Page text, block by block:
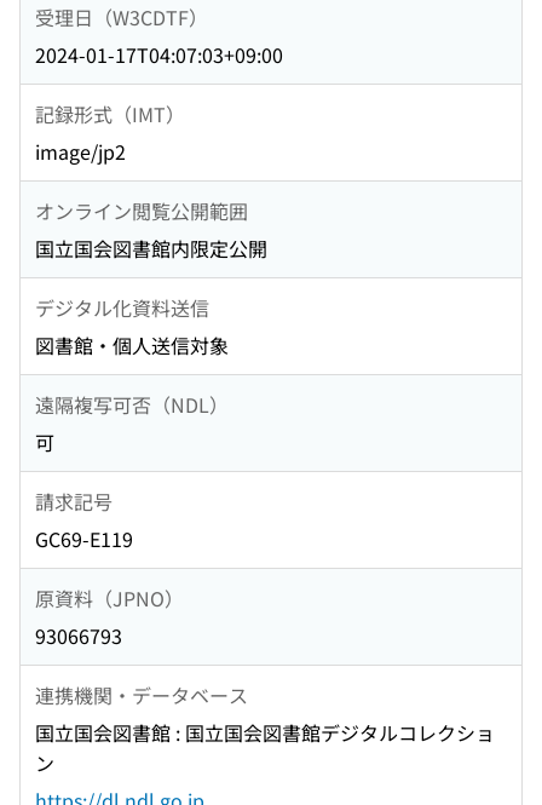
受理日（W3CDTF）
2024-01-17T04:07:03+09:00
記録形式（IMT）
image/jp2
オンライン閲覧公開範囲
国立国会図書館内限定公開
デジタル化資料送信
図書館・個人送信対象
遠隔複写可否（NDL）
可
請求記号
GC69-E119
原資料（JPNO）
93066793
連携機関・データベース
国立国会図書館 : 国立国会図書館デジタルコレクショ
ン